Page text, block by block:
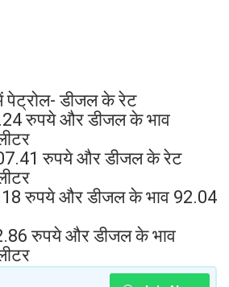
पेट्रोल- डीजल के रेट
रुपये और डीजल के भाव
रुपये और डीजल के रेट
रुपये और डीजल के भाव 92.04
रुपये और डीजल के भाव